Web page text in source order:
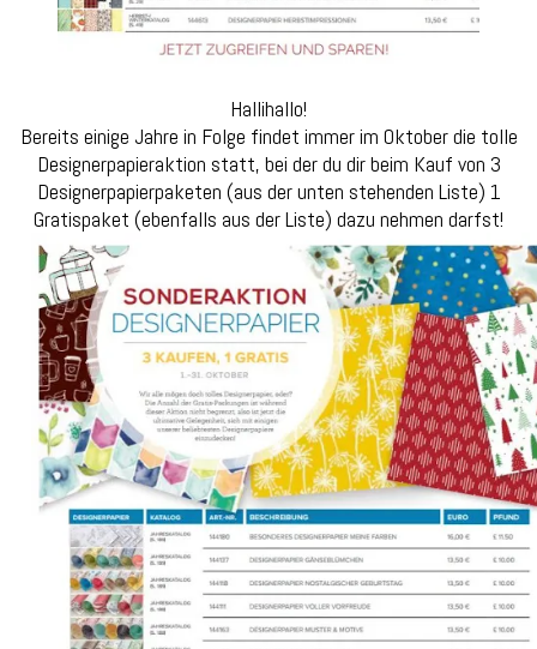
Hallihallo!
Bereits einige Jahre in Folge findet immer im Oktober die tolle
Designerpapieraktion statt, bei der du dir beim Kauf von 3
Designerpapierpaketen (aus der unten stehenden Liste) 1
Gratispaket (ebenfalls aus der Liste) dazu nehmen darfst!